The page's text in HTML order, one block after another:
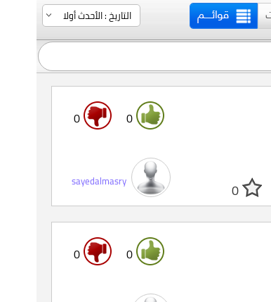
0 0
sayedalmasry 0
0 0